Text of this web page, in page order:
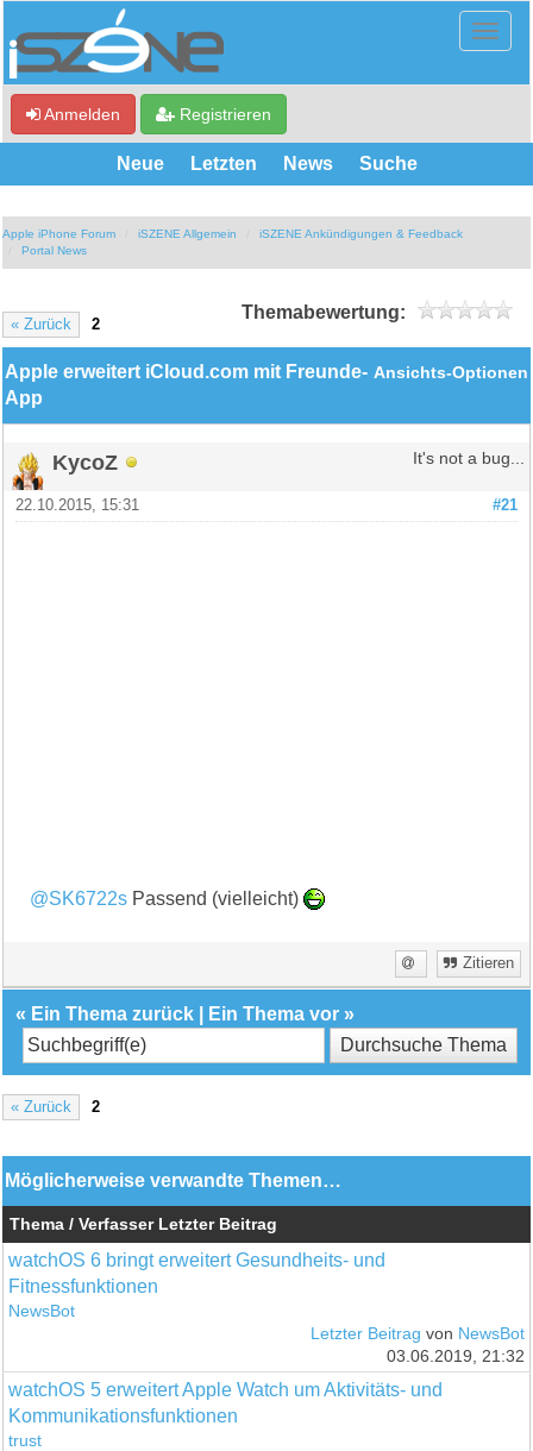
Anmelden Registrieren
Neue Letzten News Suche
Apple iPhone Forum iSZENE Allgemein
iSZENE Ankündigungen & Feedback
Portal News
« Zurück 2
Themabewertung:
Ansichts-Optionen
Apple erweitert iCloud.com mit Freunde-
App
KycoZ It's not a bug...
#21
22.10.2015, 15:31
@SK6722s Passend (vielleicht)
Zitieren
« Ein Thema zurück Ein Thema vor »
« Zurück 2
Möglicherweise verwandte Themen…
Thema / Verfasser Letzter Beitrag
watchOS 6 bringt erweitert Gesundheits- und
Fitnessfunktionen
NewsBot
Letzter Beitrag von NewsBot
03.06.2019, 21:32
watchOS 5 erweitert Apple Watch um Aktivitäts- und
Kommunikationsfunktionen
trust